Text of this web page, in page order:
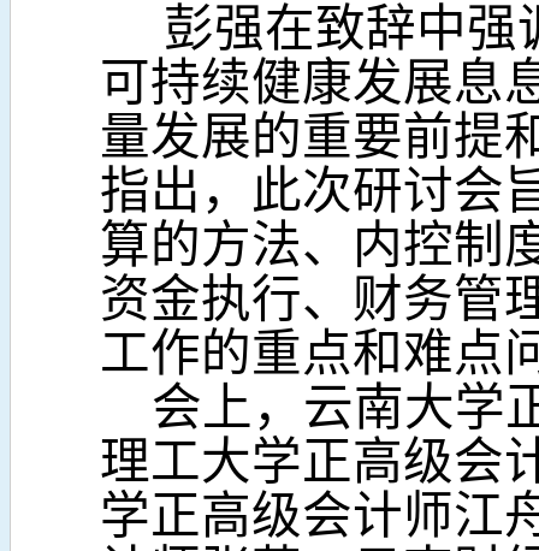
彭强在致辞中强
可持续健康发展息
量发展的重要前提
指出，此次研讨会
算的方法、内控制
资金执行、财务管
工作的重点和难点
会上，云南大学
理工大学正高级会
学正高级会计师江